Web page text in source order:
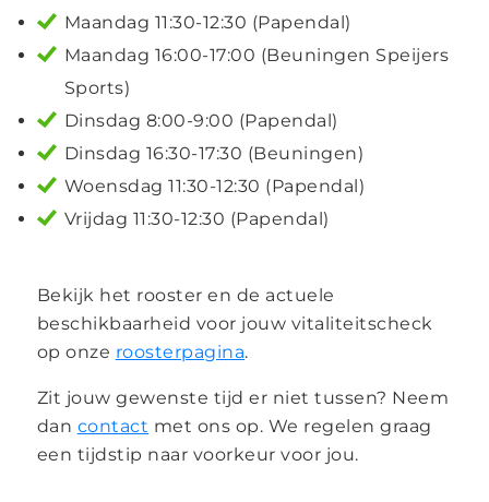
Maandag 11:30-12:30 (Papendal)
Maandag 16:00-17:00 (Beuningen Speijers
Sports)
Dinsdag 8:00-9:00 (Papendal)
Dinsdag 16:30-17:30 (Beuningen)
Woensdag 11:30-12:30 (Papendal)
Vrijdag 11:30-12:30 (Papendal)
Bekijk het rooster en de actuele
beschikbaarheid voor jouw vitaliteitscheck
op onze roosterpagina.
Zit jouw gewenste tijd er niet tussen? Neem
dan contact met ons op. We regelen graag
een tijdstip naar voorkeur voor jou.